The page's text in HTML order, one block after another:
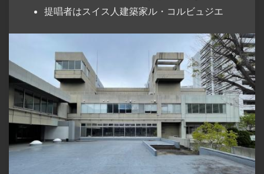
提唱者はスイス人建築家ル・コルビュジエ